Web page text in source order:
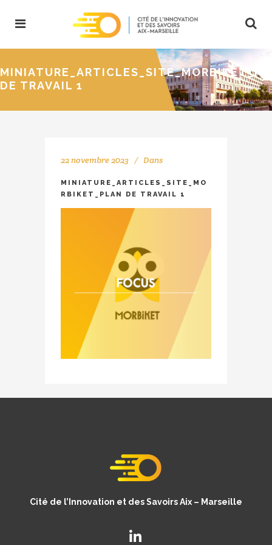
DE TRAVAIL 1
22 novembre 2023 Dans
MINIATURE_ARTICLES_SITE_MO
RBIKET_PLAN DE TRAVAIL 1
Cité de l’Innovation et des Savoirs Aix – Marseille